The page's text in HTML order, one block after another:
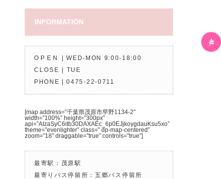
INFORMATION
OPEN
| WED-MON 9:00-18:00
CLOSE
| TUE
PHONE |0475-22-0711
[map address=”千葉県茂原市早野1134-2″
width=”100%” height=”300px”
api=”AIzaSyC6itb30DAXAEc_6p0EJjkoygdauKsu5xo”
theme=”evenlighter” class=” dp-map-centered”
zoom=”18″ draggable=”true” controls=”true”]
最寄駅：茂原駅
最寄りバス停留所：五郷バス停留所